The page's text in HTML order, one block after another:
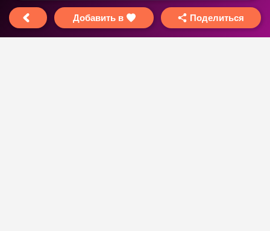
Добавить в Поделиться